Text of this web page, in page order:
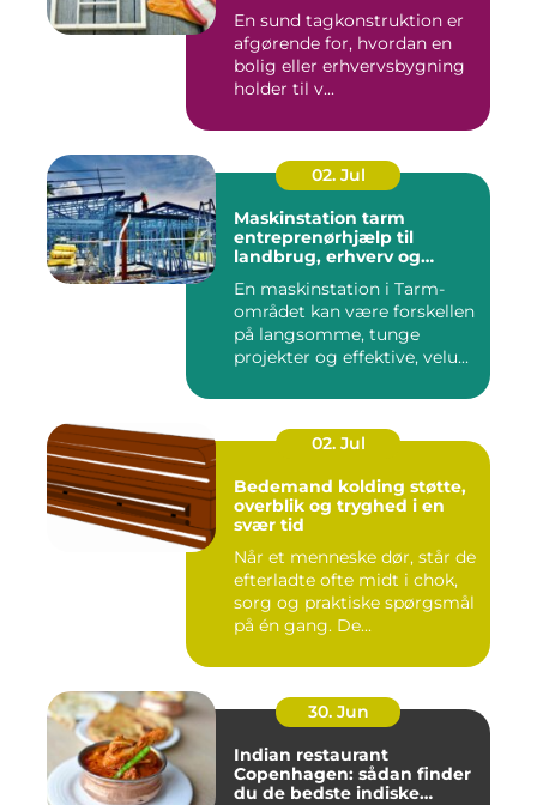
En sund tagkonstruktion er
afgørende for, hvordan en
bolig eller erhvervsbygning
holder til v...
02. Jul
Maskinstation tarm
entreprenørhjælp til
landbrug, erhverv og
En maskinstation i Tarm-
området kan være forskellen
på langsomme, tunge
projekter og effektive, velu...
02. Jul
Bedemand kolding støtte,
overblik og tryghed i en
svær tid
Når et menneske dør, står de
efterladte ofte midt i chok,
sorg og praktiske spørgsmål
på én gang. De...
30. Jun
Indian restaurant
Copenhagen: sådan finder
du de bedste indiske